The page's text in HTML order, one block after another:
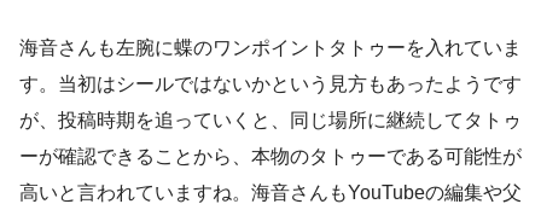
海音さんも左腕に蝶のワンポイントタトゥーを入れていま
す。当初はシールではないかという見方もあったようです
が、投稿時期を追っていくと、同じ場所に継続してタトゥ
ーが確認できることから、本物のタトゥーである可能性が
高いと言われていますね。海音さんもYouTubeの編集や父